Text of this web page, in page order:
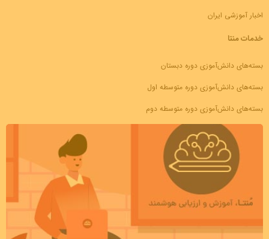
اخبار آموزشی ایران
خدمات منتا
بسته‌های دانش‌آموزی دوره دبستان
بسته‌های دانش‌آموزی دوره متوسطه اول
بسته‌های دانش‌آموزی دوره متوسطه دوم